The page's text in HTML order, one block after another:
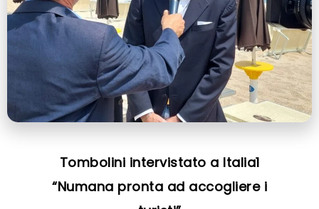
Tombolini intervistato a Italia1
“Numana pronta ad accogliere i